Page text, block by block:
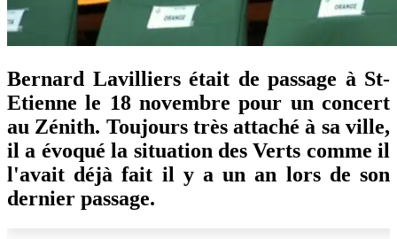
Bernard Lavilliers était de passage à St-
Etienne le 18 novembre pour un concert
au Zénith. Toujours très attaché à sa ville,
il a évoqué la situation des Verts comme il
l'avait déjà fait il y a un an lors de son
dernier passage.